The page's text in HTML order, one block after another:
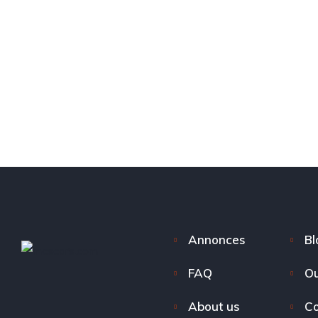
Annonces
FAQ
About us